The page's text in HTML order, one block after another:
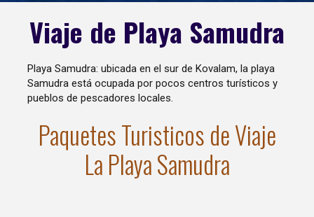
Viaje de Playa Samudra
Playa Samudra: ubicada en el sur de Kovalam, la playa
Samudra está ocupada por pocos centros turísticos y
pueblos de pescadores locales.
Paquetes Turisticos de Viaje
La Playa Samudra